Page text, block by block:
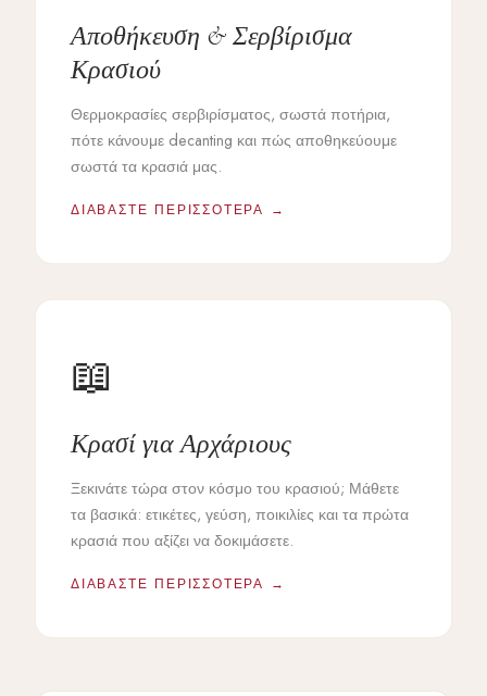
Αποθήκευση & Σερβίρισμα
Κρασιού
Θερμοκρασίες σερβιρίσματος, σωστά ποτήρια,
πότε κάνουμε decanting και πώς αποθηκεύουμε
σωστά τα κρασιά μας.
ΔΙΑΒΆΣΤΕ ΠΕΡΙΣΣΌΤΕΡΑ →
📖
Κρασί για Αρχάριους
Ξεκινάτε τώρα στον κόσμο του κρασιού; Μάθετε
τα βασικά: ετικέτες, γεύση, ποικιλίες και τα πρώτα
κρασιά που αξίζει να δοκιμάσετε.
ΔΙΑΒΆΣΤΕ ΠΕΡΙΣΣΌΤΕΡΑ →